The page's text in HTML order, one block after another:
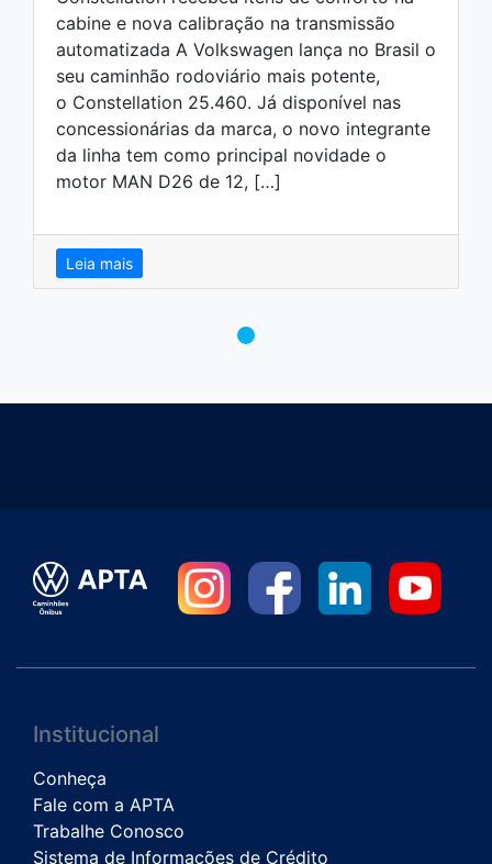
cabine e nova calibração na transmissão
automatizada A Volkswagen lança no Brasil o
seu caminhão rodoviário mais potente,
o Constellation 25.460. Já disponível nas
concessionárias da marca, o novo integrante
da linha tem como principal novidade o
motor MAN D26 de 12, […]
Leia mais
Institucional
Conheça
Fale com a APTA
Trabalhe Conosco
Sistema de Informações de Crédito